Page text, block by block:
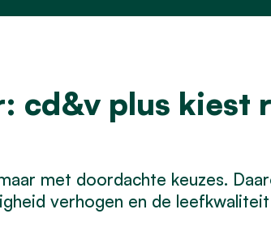
cd&v plus kiest
met doordachte keuzes.
verhogen en de